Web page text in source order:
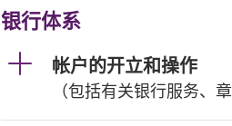
银行体系
帐户的开立和操作
（包括有关银行服务、